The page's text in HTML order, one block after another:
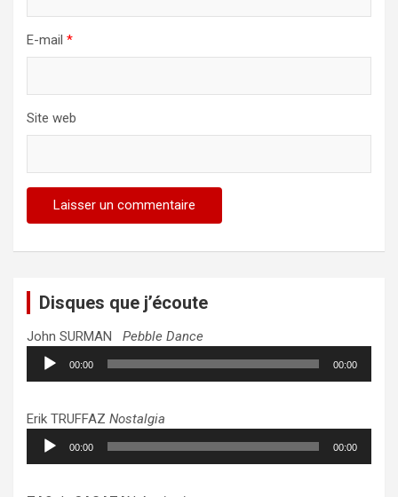
E-mail *
Site web
Disques que j’écoute
John SURMAN Pebble Dance
Lecteur
audio
00:00 00:00
Erik TRUFFAZ Nostalgia
Lecteur
audio
00:00 00:00